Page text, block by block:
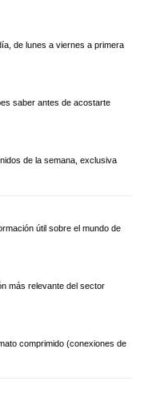
de lunes a viernes a primera
saber antes de acostarte
de la semana, exclusiva
útil sobre el mundo de
más relevante del sector
comprimido (conexiones de